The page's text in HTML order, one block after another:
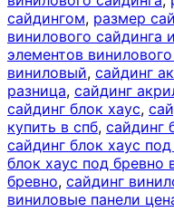
сайдингом, размер
винилового
элементов
виниловый, сайдинг
разница, сайдинг
сайдинг блок хаус,
купить в спб, сайдинг
сайдинг блок хаус
блок хаус под бревно
бревно, сайдинг
виниловые панели